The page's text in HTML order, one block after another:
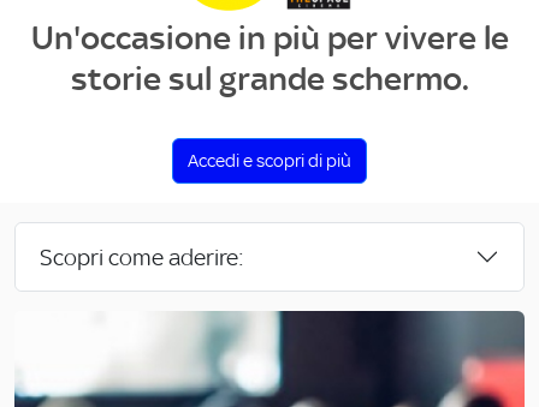
Un'occasione in più per vivere le
storie sul grande schermo.
Accedi e scopri di più
Scopri come aderire: